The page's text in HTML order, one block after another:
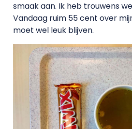
smaak aan. Ik heb trouwens
Vandaag ruim 55 cent over
moet wel leuk blijven.